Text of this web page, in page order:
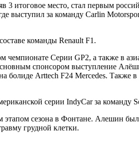
итоговое место, стал первым
выступил за команду Carlin
команды Renault F1.
Серии GP2, а также в
спонсором выступление
болиде Arttech F24 Mercedes.
серии IndyCar за команду
сезона в Фонтане. Алешин
грудной клетки.